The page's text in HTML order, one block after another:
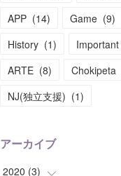
APP (14) Game (9)
History (1) Important
ARTE (8) Chokipeta
NJ(独立支援) (1)
アーカイブ
2020 (3)